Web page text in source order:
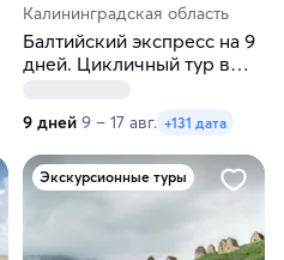
Калининградская область
Балтийский экспресс на 9
дней. Цикличный тур в
9 дней 9 – 17 авг. +131 дата
Экскурсионные туры